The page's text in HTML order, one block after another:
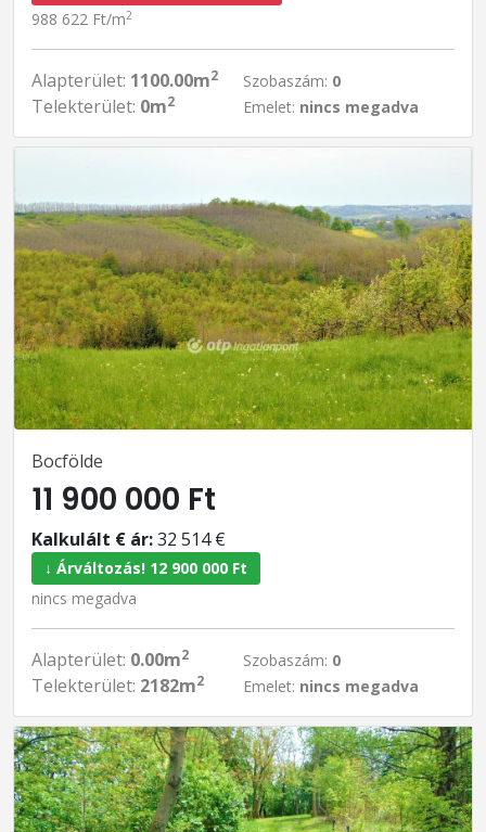
988 622 Ft/m2
Alapterület: 1100.00m2
Telekterület: 0m2
Szobaszám: 0
Emelet: nincs megadva
Bocfölde
11 900 000 Ft
Kalkulált € ár:32 514 €
↓ Árváltozás! 12 900 000 Ft
nincs megadva
Alapterület: 0.00m2
Telekterület: 2182m2
Szobaszám: 0
Emelet: nincs megadva